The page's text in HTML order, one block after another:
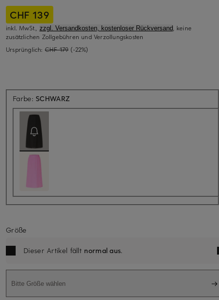
CHF 139
inkl. MwSt., zzgl. Versandkosten, kostenloser Rückversand, keine
zusätzlichen Zollgebühren und Verzollungskosten
Ursprünglich: CHF 179 (-22%)
Farbe: SCHWARZ
Größe
Dieser Artikel fällt normal aus.
Bitte Größe wählen